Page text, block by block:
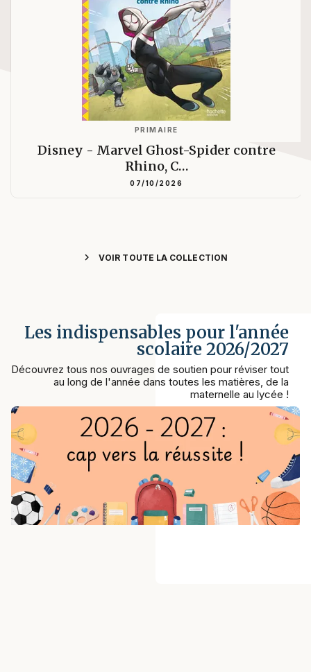
PRIMAIRE
Disney - Marvel Ghost-Spider contre
Rhino, C…
07/10/2026
chevron_right VOIR TOUTE LA COLLECTION
Les indispensables pour l'année
scolaire 2026/2027
Découvrez tous nos ouvrages de soutien pour réviser tout
au long de l'année dans toutes les matières, de la
maternelle au lycée !